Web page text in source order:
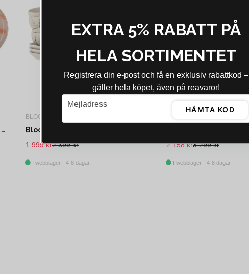
Bloomingville Paula Frukostset Orange Stengods 12-pack
BLOOMINGVILLE
2 399 kr
1 999 kr
I webblager - 4-8 dagar
3 299 kr
2 158 kr
I webblager - 4-8 dagar
EXTRA 5% RABATT PÅ
HELA SORTIMENTET
Registrera din e‑post och få en exklusiv rabattkod –
gäller hela köpet, även på reavaror!
email
Mejladress
HÄMTA KOD